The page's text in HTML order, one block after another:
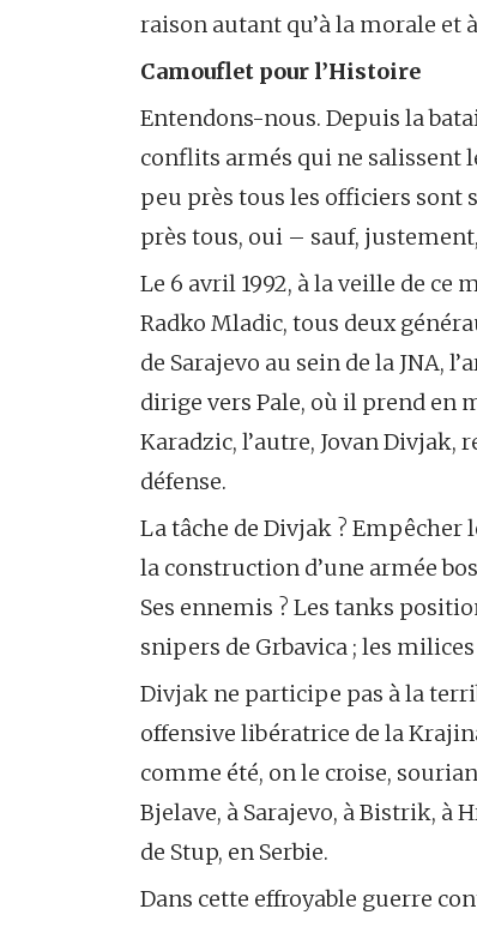
raison autant qu’à la morale et
Camouflet pour l’Histoire
Entendons-nous. Depuis la
conflits armés qui ne salissent
peu près tous les officiers sont
près tous, oui – sauf,
Le 6 avril 1992, à la veille de ce
Radko Mladic, tous deux
de Sarajevo au sein de la JNA,
dirige vers Pale, où il prend en
Karadzic, l’autre, Jovan Divjak,
défense.
La tâche de Divjak ? Empêcher
la construction d’une armée
Ses ennemis ? Les tanks
snipers de Grbavica ; les
Divjak ne participe pas à la
offensive libératrice de la
comme été, on le croise,
Bjelave, à Sarajevo, à Bistrik, à
de Stup, en Serbie.
Dans cette effroyable guerre